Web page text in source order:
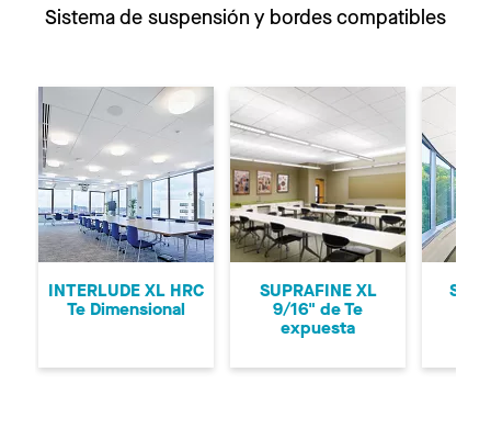
Sistema de suspensión y bordes compatibles
Anterior
INTERLUDE XL HRC
Te Dimensional
SUPRAFINE XL
9/16" de Te
expuesta